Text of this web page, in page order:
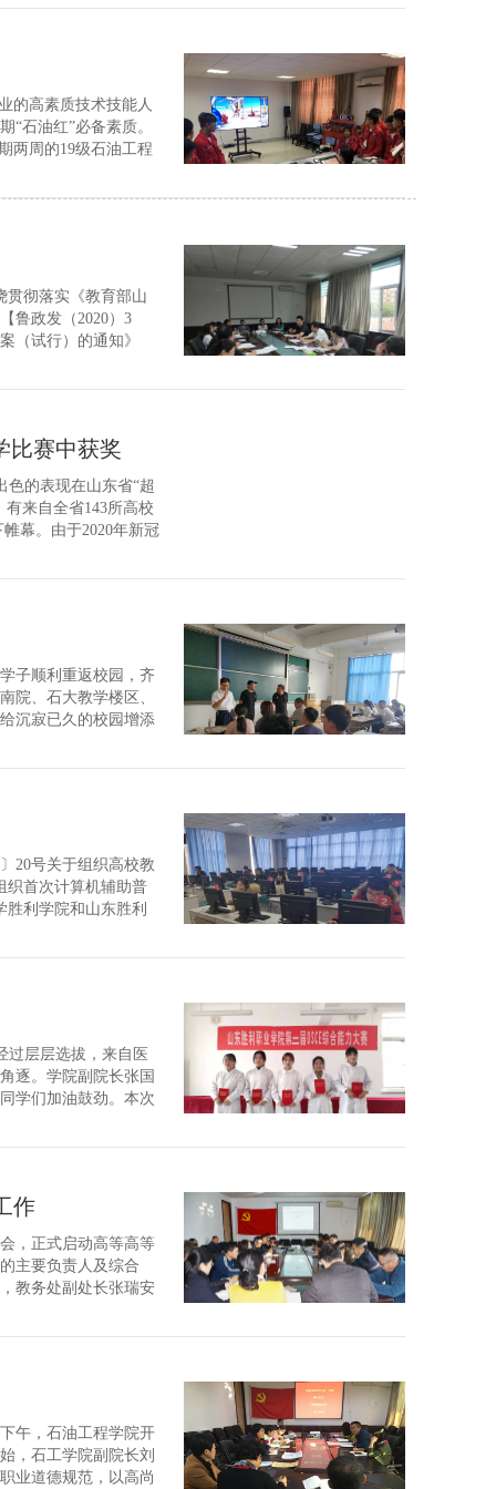
的高素质技术技能人
“石油红”必备素质。
两周的19级石油工程
贯彻落实《教育部山
鲁政发（2020）3
（试行）的通知》
比赛中获奖
的表现在山东省“超
来自全省143所高校
幕。由于2020年新冠
子顺利重返校园，齐
院、石大教学楼区、
沉寂已久的校园增添
20号关于组织高校教
织首次计算机辅助普
利学院和山东胜利
过层层选拔，来自医
逐。学院副院长张国
学们加油鼓劲。本次
作
，正式启动高等高等
主要负责人及综合
教务处副处长张瑞安
午，石油工程学院开
，石工学院副院长刘
业道德规范，以高尚